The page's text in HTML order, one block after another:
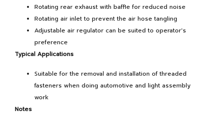
Rotating rear exhaust with baffle for reduced noise
Rotating air inlet to prevent the air hose tangling
Adjustable air regulator can be suited to operator's
preference
Typical Applications
Suitable for the removal and installation of threaded
fasteners when doing automotive and light assembly
work
Notes